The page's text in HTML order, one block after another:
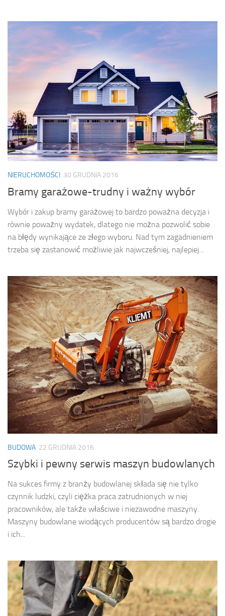
NIERUCHOMOŚCI 30 GRUDNIA 2016
Bramy garażowe-trudny i ważny wybór
Wybór i zakup bramy garażowej to bardzo poważna decyzja i
równie poważny wydatek, dlatego nie można pozwolić sobie
na błędy wynikające ze złego wyboru. Nad tym zagadnieniem
trzeba się zastanowić możliwie jak najwcześniej, najlepiej...
BUDOWA 22 GRUDNIA 2016
Szybki i pewny serwis maszyn budowlanych
Na sukces firmy z branży budowlanej składa się nie tylko
czynnik ludzki, czyli ciężka praca zatrudnionych w niej
pracowników, ale także właściwe i niezawodne maszyny.
Maszyny budowlane wiodących producentów są bardzo drogie
i ich...